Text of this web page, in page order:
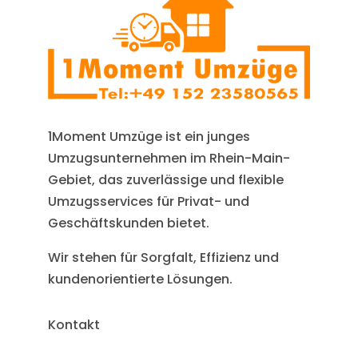
1Moment Umzüge ist ein junges
Umzugsunternehmen im Rhein-Main-
Gebiet, das zuverlässige und flexible
Umzugsservices für Privat- und
Geschäftskunden bietet.
Wir stehen für Sorgfalt, Effizienz und
kundenorientierte Lösungen.
Kontakt